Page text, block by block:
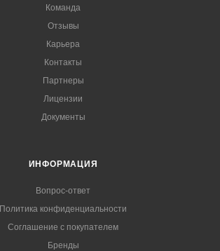
Команда
Отзывы
Карьера
Контакты
Партнеры
Лицензии
Документы
ИНФОРМАЦИЯ
Вопрос-ответ
Политика конфиденциальности
Соглашение с покупателем
Бренды